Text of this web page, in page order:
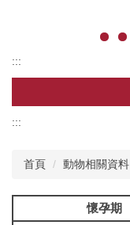
:::
中心簡介
:::
首頁 動物相關資料
懷孕期